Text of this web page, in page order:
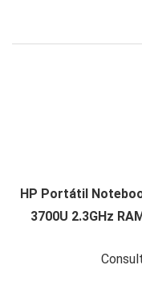
HP Portátil
3700U 2.3GHz